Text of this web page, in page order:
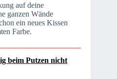
auf deine
ganzen Wände
ein neues Kissen
Farbe.
beim Putzen nicht